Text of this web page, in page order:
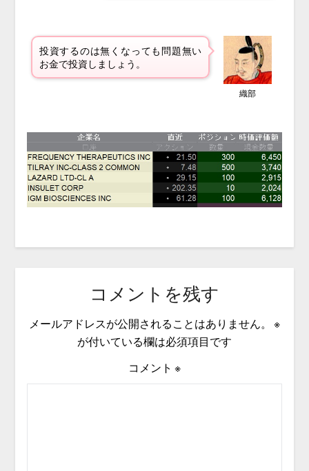
投資するのは無くなっても問題無い
お金で投資しましょう。
織部
コメントを残す
メールアドレスが公開されることはありません。
※
が付いている欄は必須項目です
コメント ※